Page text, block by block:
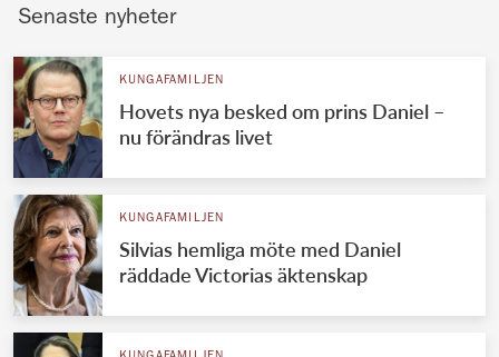
Senaste nyheter
KUNGAFAMILJEN
Hovets nya besked om prins Daniel –
nu förändras livet
KUNGAFAMILJEN
Silvias hemliga möte med Daniel
räddade Victorias äktenskap